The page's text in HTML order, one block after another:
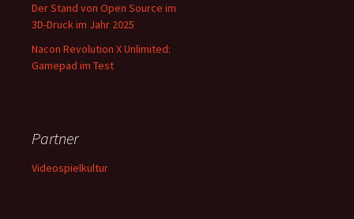
Der Stand von Open Source im
3D-Druck im Jahr 2025
Nacon Revolution X Unlimited:
Gamepad im Test
Partner
Videospielkultur